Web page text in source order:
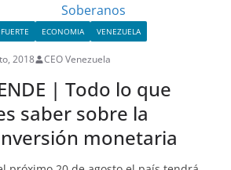
ECONOMIA VENEZUELA
2018 CEO Venezuela
| Todo lo que
saber sobre la
monetaria